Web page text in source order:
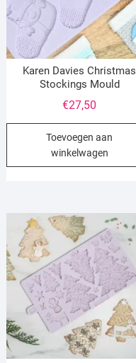
Karen Davies Christmas
Stockings Mould
€27,50
Toevoegen aan
winkelwagen